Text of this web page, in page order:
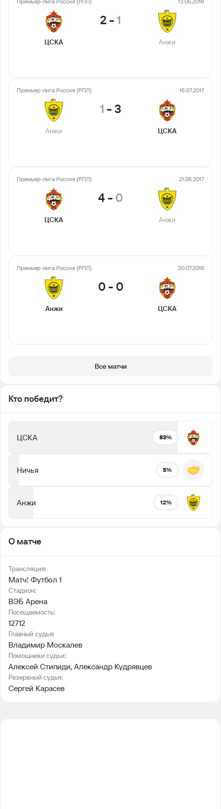
ЦСКА
2-1
Анжи
Премьер-лига Россия (РПЛ) 15.07.2017
Анжи
1 -3
ЦСКА
Премьер-лига Россия (РПЛ) 21.05.2017
ЦСКА
4 - 0
Анжи
Премьер-лига Россия (РПЛ) 30.07.2016
Анжи
0 - 0
ЦСКА
Все матчи
Кто победит?
ЦСКА 83%
Ничья 5%
Анжи 12%
О матче
Трансляция:
Матч! Футбол 1
Стадион:
ВЭБ Арена
Посещаемость:
12712
Главный судья:
Владимир Москалев
Помощники судьи:
Алексей Стипиди, Александр Кудрявцев
Резервный судья:
Сергей Карасев